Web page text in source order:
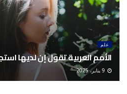
علم
الأمم العربية تقول إن لديها